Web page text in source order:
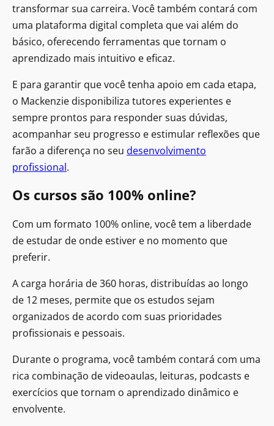
transformar sua carreira. Você também contará com
uma plataforma digital completa que vai além do
básico, oferecendo ferramentas que tornam o
aprendizado mais intuitivo e eficaz.
E para garantir que você tenha apoio em cada etapa,
o Mackenzie disponibiliza tutores experientes e
sempre prontos para responder suas dúvidas,
acompanhar seu progresso e estimular reflexões que
farão a diferença no seu desenvolvimento
profissional.
Os cursos são 100% online?
Com um formato 100% online, você tem a liberdade
de estudar de onde estiver e no momento que
preferir.
A carga horária de 360 horas, distribuídas ao longo
de 12 meses, permite que os estudos sejam
organizados de acordo com suas prioridades
profissionais e pessoais.
Durante o programa, você também contará com uma
rica combinação de videoaulas, leituras, podcasts e
exercícios que tornam o aprendizado dinâmico e
envolvente.